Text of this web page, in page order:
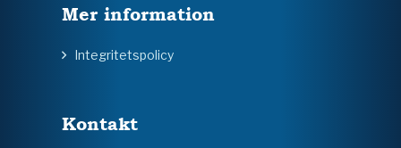
Mer information
Integritetspolicy
Kontakt